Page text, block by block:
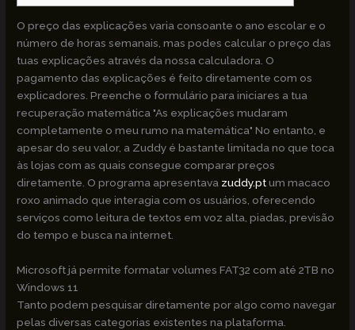
O preço das explicações varia consoante o ano escolar e o
número de horas semanais, mas podes calcular o preço das
tuas explicações através da nossa calculadora. O
pagamento das explicações é feito diretamente com os
explicadores. Preenche o formulário para iniciares a tua
recuperação matemática "As explicações mudaram
completamente o meu rumo na matemática" No entanto, e
apesar do seu valor, a Zuddy é bastante limitada no que toca
às lojas com as quais consegue comparar preços
diretamente. O programa apresentava zuddy.ptum macaco
roxo animado que interagia com os usuários, oferecendo
serviços como leitura de textos em voz alta, piadas, previsão
do tempo e busca na internet.
Microsoft já permite formatar volumes FAT32 com até 2TB no
Windows 11
Tanto podem pesquisar diretamente por algo como navegar
pelas diversas categorias existentes na plataforma.